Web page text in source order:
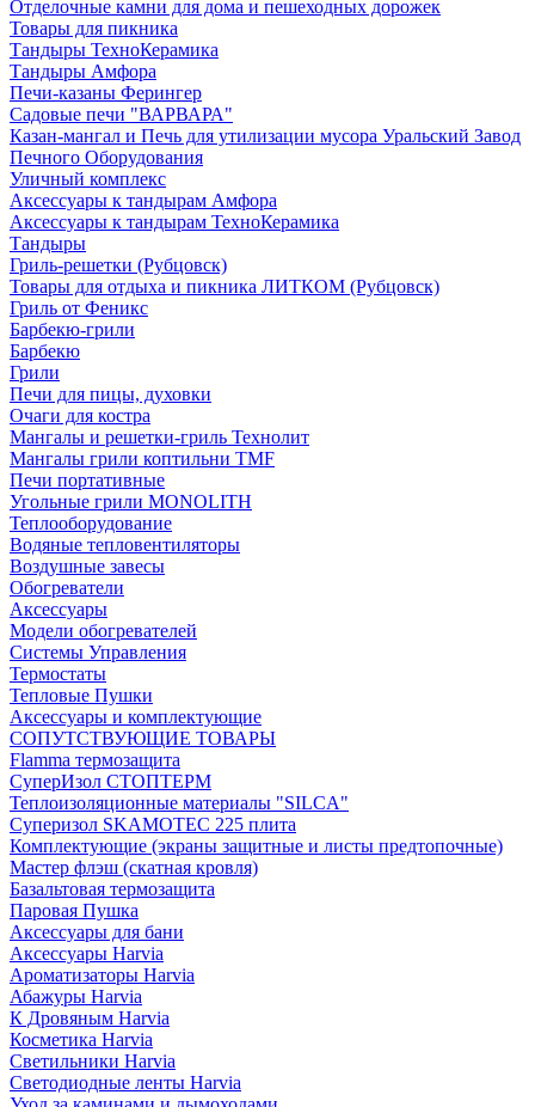
Отделочные камни для дома и пешеходных дорожек
Товары для пикника
Тандыры ТехноКерамика
Тандыры Амфора
Печи-казаны Ферингер
Садовые печи "ВАРВАРА"
Казан-мангал и Печь для утилизации мусора Уральский Завод
Печного Оборудования
Уличный комплекс
Аксессуары к тандырам Амфора
Аксессуары к тандырам ТехноКерамика
Тандыры
Гриль-решетки (Рубцовск)
Товары для отдыха и пикника ЛИТКОМ (Рубцовск)
Гриль от Феникс
Барбекю-грили
Барбекю
Грили
Печи для пицы, духовки
Очаги для костра
Мангалы и решетки-гриль Технолит
Мангалы грили коптильни TMF
Печи портативные
Угольные грили MONOLITH
Теплооборудование
Водяные тепловентиляторы
Воздушные завесы
Обогреватели
Аксессуары
Модели обогревателей
Системы Управления
Термостаты
Тепловые Пушки
Аксессуары и комплектующие
СОПУТСТВУЮЩИЕ ТОВАРЫ
Flamma термозащита
СуперИзол СТОПТЕРМ
Теплоизоляционные материалы "SILCA"
Суперизол SKAMOTEC 225 плита
Комплектующие (экраны защитные и листы предтопочные)
Мастер флэш (скатная кровля)
Базальтовая термозащита
Паровая Пушка
Аксессуары для бани
Аксессуары Harvia
Ароматизаторы Harvia
Абажуры Harvia
К Дровяным Harvia
Косметика Harvia
Светильники Harvia
Светодиодные ленты Harvia